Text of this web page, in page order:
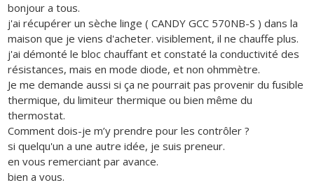
bonjour a tous.
j'ai récupérer un sèche linge ( CANDY GCC 570NB-S ) dans la
maison que je viens d'acheter. visiblement, il ne chauffe plus.
j'ai démonté le bloc chauffant et constaté la conductivité des
résistances, mais en mode diode, et non ohmmètre.
Je me demande aussi si ça ne pourrait pas provenir du fusible
thermique, du limiteur thermique ou bien même du
thermostat.
Comment dois-je m’y prendre pour les contrôler ?
si quelqu'un a une autre idée, je suis preneur.
en vous remerciant par avance.
bien a vous.